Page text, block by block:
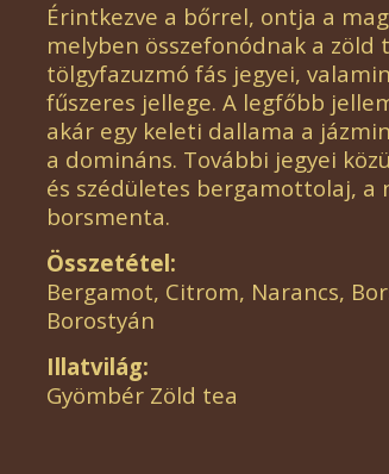
Érintkezve a bőrrel, ontja a
melyben összefonódnak a zöld
tölgyfazuzmó fás jegyei,
fűszeres jellege. A legfőbb
akár egy keleti dallama a
a domináns. További jegyei
és szédületes bergamottolaj, a
borsmenta.
Összetétel:
Bergamot, Citrom, Narancs,
Borostyán
Illatvilág:
Gyömbér Zöld tea